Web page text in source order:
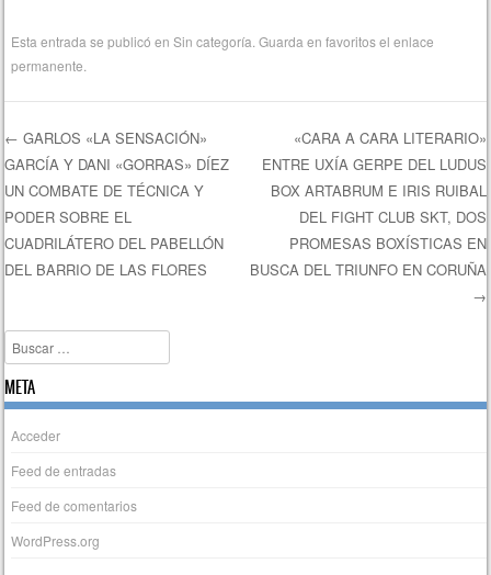
Esta entrada se publicó enSin categoría . Guarda en favoritos elenlace
permanente
Navegación de entradas
← GARLOS «LA SENSACIÓN»
GARCÍA Y DANI «GORRAS» DÍEZ
UN COMBATE DE TÉCNICA Y
PODER SOBRE EL
CUADRILÁTERO DEL PABELLÓN
DEL BARRIO DE LAS FLORES
«CARA A CARA LITERARIO»
ENTRE UXÍA GERPE DEL LUDUS
BOX ARTABRUM E IRIS RUIBAL
DEL FIGHT CLUB SKT, DOS
PROMESAS BOXÍSTICAS EN
BUSCA DEL TRIUNFO EN CORUÑA
→
Buscar
META
Acceder
Feed de entradas
Feed de comentarios
WordPress.org